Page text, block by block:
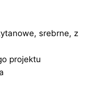
srebrne, z
projektu